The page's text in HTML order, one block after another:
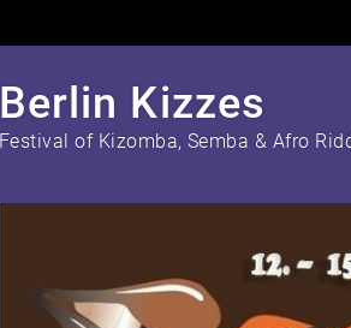
Berlin Kizzes
Festival of Kizomba, Semba & Afro